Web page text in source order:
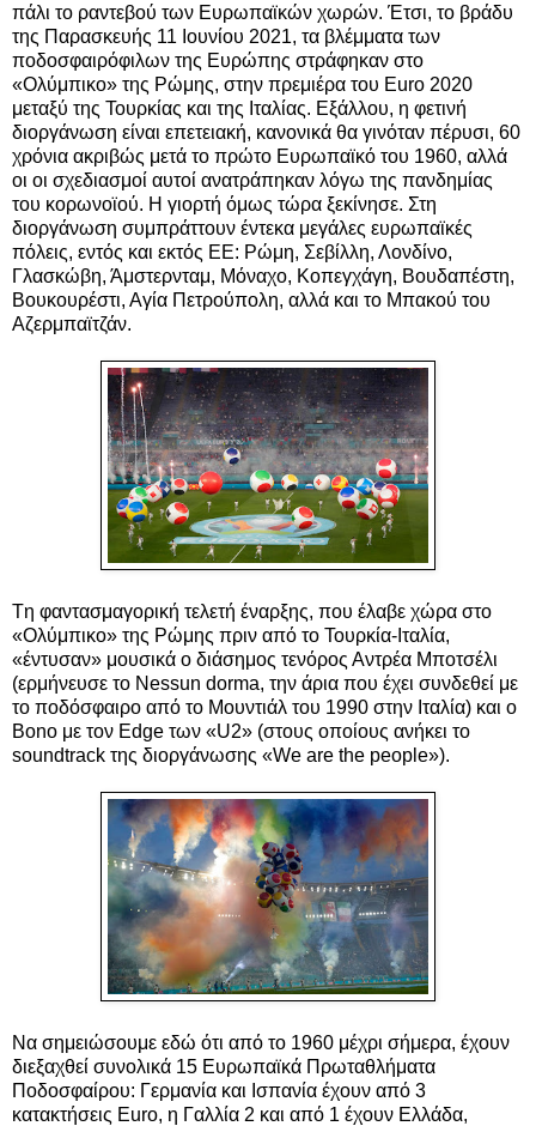
πάλι το ραντεβού των Ευρωπαϊκών χωρών. Έτσι, το βράδυ
της Παρασκευής 11 Ιουνίου 2021, τα βλέμματα των
ποδοσφαιρόφιλων της Ευρώπης στράφηκαν στο
«Ολύμπικο» της Ρώμης, στην πρεμιέρα του Euro 2020
μεταξύ της Τουρκίας και της Ιταλίας. Εξάλλου, η φετινή
διοργάνωση είναι επετειακή, κανονικά θα γινόταν πέρυσι, 60
χρόνια ακριβώς μετά το πρώτο Ευρωπαϊκό του 1960, αλλά
οι οι σχεδιασμοί αυτοί ανατράπηκαν λόγω της πανδημίας
του κορωνοϊού. Η γιορτή όμως τώρα ξεκίνησε. Στη
διοργάνωση συμπράττουν έντεκα μεγάλες ευρωπαϊκές
πόλεις, εντός και εκτός ΕΕ: Ρώμη, Σεβίλλη, Λονδίνο,
Γλασκώβη, Άμστερνταμ, Μόναχο, Κοπεγχάγη, Βουδαπέστη,
Βουκουρέστι, Αγία Πετρούπολη, αλλά και το Μπακού του
Αζερμπαϊτζάν.
Tη φαντασμαγορική τελετή έναρξης, που έλαβε χώρα στο
«Ολύμπικο» της Ρώμης πριν από το Τουρκία-Ιταλία,
«έντυσαν» μουσικά o διάσημος τενόρος Αντρέα Μποτσέλι
(ερμήνευσε το Nessun dorma, την άρια που έχει συνδεθεί με
το ποδόσφαιρο από το Μουντιάλ του 1990 στην Ιταλία) και ο
Bono με τον Edge των «U2» (στους οποίους ανήκει το
soundtrack της διοργάνωσης «We are the people»).
Να σημειώσουμε εδώ ότι από το 1960 μέχρι σήμερα, έχουν
διεξαχθεί συνολικά 15 Ευρωπαϊκά Πρωταθλήματα
Ποδοσφαίρου: Γερμανία και Ισπανία έχουν από 3
κατακτήσεις Euro, η Γαλλία 2 και από 1 έχουν Ελλάδα,